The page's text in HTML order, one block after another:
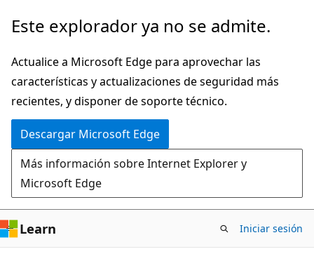
Ir
contenido
principal
Este explorador ya no se admite.
Actualice a Microsoft Edge para aprovechar las
características y actualizaciones de seguridad más
recientes, y disponer de soporte técnico.
Descargar Microsoft Edge
Más información sobre Internet Explorer y
Microsoft Edge
Learn Iniciar sesión